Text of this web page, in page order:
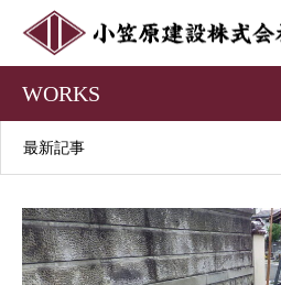
WORKS
最新記事